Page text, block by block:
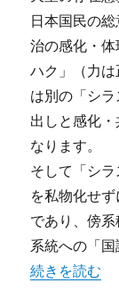
継
論
1
前
半
へ
の
日本国民の
治の感化・
ハク」（力
は別の「シ
出しと感化
なります。
そして「シ
を私物化せ
であり、傍
系統への「国
“シラスと皇
続きを読む